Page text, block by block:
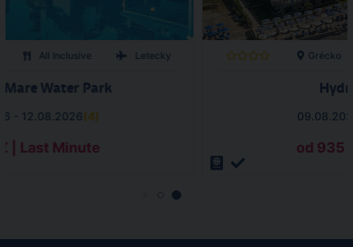
All Inclusive Letecky
Water Park
- 12.08.2026(4)
| Last Minute
Grécko
od 935